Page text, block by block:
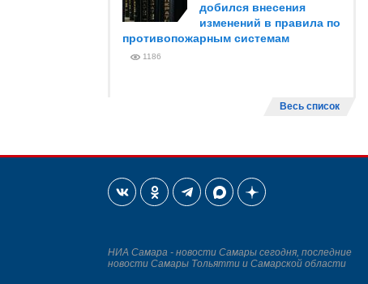
добился внесения
изменений в правила по
противопожарным системам
1186
Весь список
НИА Самара - новости Самары сегодня, последние
новости Самары Тольятти и Самарской области